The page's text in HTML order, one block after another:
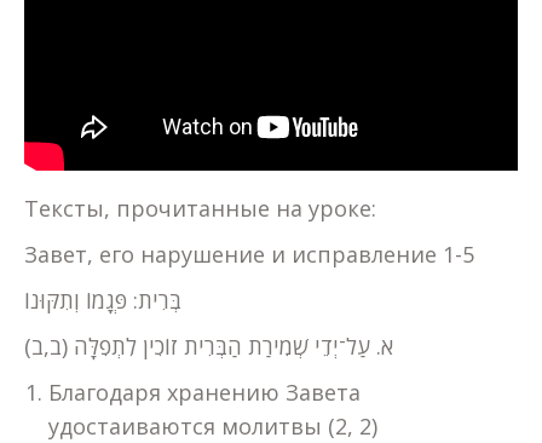
Тексты, прочитанные на уроке:
Завет, его нарушение и исправление 1-5
בְּרִית: פְּגָמוֹ וְתִקּוּנוֹ
א. עַל־יְדֵי שְׁמִירַת הַבְּרִית זוֹכִין לִתְפִלָּה (ב,ב)
Благодаря хранению Завета
удостаиваются молитвы (2, 2)